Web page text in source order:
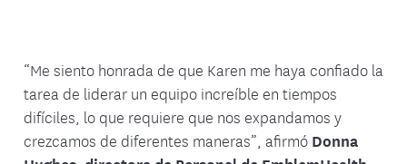
“Me siento honrada de que Karen me haya confiado la
tarea de liderar un equipo increíble en tiempos
difíciles, lo que requiere que nos expandamos y
crezcamos de diferentes maneras”, afirmó Donna